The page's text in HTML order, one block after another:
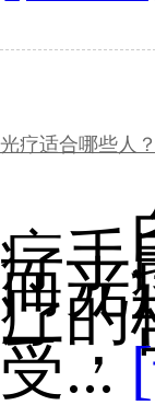
光疗适合哪些人？
白
疗手
而光
疗的
一，
受...